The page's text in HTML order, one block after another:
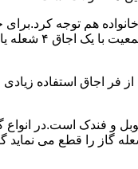
خانواده هم توجه
فر اجاق استفاده
و فندک است.در
را قطع می نماید